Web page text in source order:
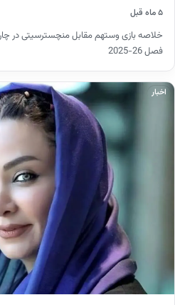
۵ ماه قبل
خلاصه بازی وستهم مقابل منچسترسیتی در
فصل 26-2025
اخبار